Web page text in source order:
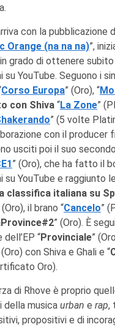
con la pubblicazione
Orange (na na na)”,
grado di ottenere
su YouTube. Seguono i
Corso Europa” (Oro), “
con Shiva “La Zone”
” (5 volte
con il producer
usciti poi il suo
” (Oro), che ha fatto il
su YouTube e raggiunto
classifica italiana su
(Oro), il brano “Cancelo”
” (Oro). È
“Provinciale”
(Oro) con Shiva e Ghali e “
Oro).
di Rhove è proprio
della musica urban e rap,
propositivi e di